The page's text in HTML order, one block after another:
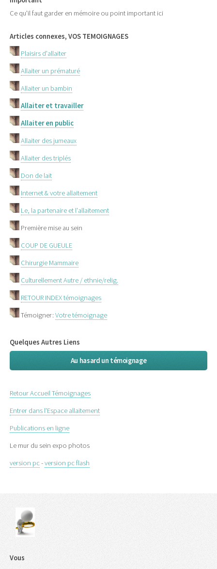
Ce qu'il faut garder en mémoire ou point important ici
Articles connexes, VOS TEMOIGNAGES
Plaisirs d'allaiter
Allaiter un prématuré
Allaiter un bambin
Allaiter et travailler
Allaiter en public
Allaiter des jumeaux
Allaiter des triplés
Don de lait
Internet & votre allaitement
Le, la partenaire et l'allaitement
Première mise au sein
COUP DE GUEULE
Chirurgie Mammaire
Culturellement Autre / ethnie/relig.
RETOUR INDEX témoignages
Témoigner: Votre témoignage
Quelques Autres Liens
Au hasard un témoignage
Retour Accueil Témoignages
Entrer dans l'Espace allaitement
Publications en ligne
Le mur du sein expo photos
version pc-version pc flash
Vous